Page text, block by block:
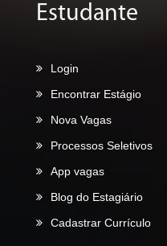
Estudante
Login
Encontrar Estágio
Nova Vagas
Processos Seletivos
App vagas
Blog do Estagiário
Cadastrar Currículo